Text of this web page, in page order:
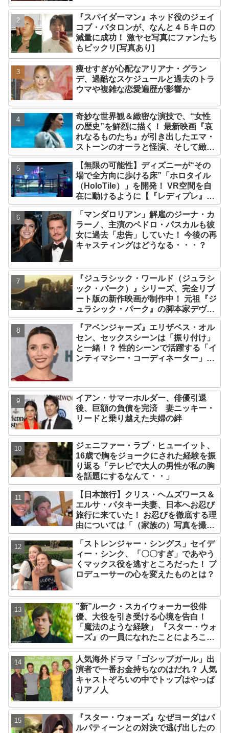
『スパイダーマン』ネッド役のジェイ
コブ・バタロンが、なんと４５キロの
減量に成功！ 激ヤセ写真にファンたち
もビックリ[写真あり]
痩せすぎが心配なアリアナ・グラン
デ、過酷なスケジュールと過去のトラ
ウマや複雑な恋愛遍歴が影響か
奇妙な世界観＆緻密な演技で、“女性
の歴史”を鮮烈に描く！ 最新映画『哀
れなるものたち』が引き出したエマ・
ストーンのオーラと怪演、そして緻密
すぎる演技力！ これは女性の“自由意
志”の物語［レビュー＆解説］
【無限の可能性】ディズニーが“その
場で全方向に歩ける床”「ホロタイル
（HoloTile）」を開発！ VR空間を自
在に動けるように【『レディプレ』実
現への大きな一歩？】
「マンダロリアン」解雇のジーナ・カ
ラーノ、主演のペドロ・パスカルも彼
女に過去「忠告」していた！ 今後の再
キャスティングはどうなる・・・？
『ジュラシック・ワールド（ジュラシ
ック・パーク）』シリーズ、完全リブ
ート版の新作映画が制作中！ 元祖『ジ
ュラシック・パーク』の脚本家デヴィ
ッド・コープが関与
『アベンジャーズ』エリザベス・オル
セン、セックスシーンは「振り付け」
と一緒！？ 性的シーンで活躍する「イ
ンティマシー・コーディネーター」の
イアン・サマーホルダー、俳優引退
後、巨額の負債を完済 妻ニッキー・
リードと乗り越えた夫婦の絆
ジェニファー・ラブ・ヒューイット、
16歳で胸をジョークにされた経験を振
り返る「テレビで大人の男性が私の胸
を話題にするなんて・・」
【日本旅行】クリス・ヘムズワース＆
エルサ・パタキー夫妻、日本へお忍び
旅行に来ていた！ お忍びを徹底する理
由については「（家族の）写真を撮ら
れるとキレそうになる」からという過
去の発言も
「ストレンジャー・シングス」セイデ
ィー・シンク、「〇〇すぎ」であやう
くマックス役を逃すところだった！ プ
ロデューサーの心を変えたものとは？
”新”ルーク・スカイウォーカー役俳
優、大役を引き受ける心境を告白！
「魔法のような経験」 『スター・ウォ
ーズ』の一員になれたことによろこび
爆発
人気海外ドラマ「ゴシップガール」出
演者で一番お金持ちなのはだれ？ 人気
キャストぞろいの中でトップはやっぱ
りアノ人
『スター・ウォーズ』なぜヨーダはパ
ルパティーンとの対決で逃げ出したの